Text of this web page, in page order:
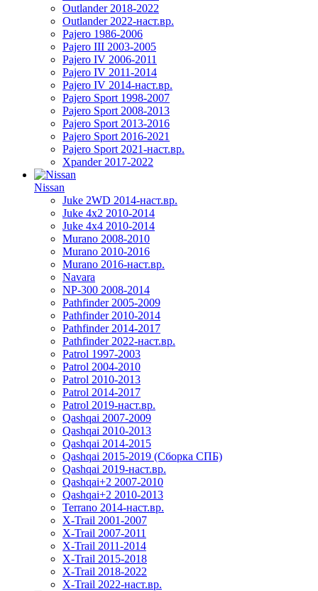
Outlander 2018-2022
Outlander 2022-наст.вр.
Pajero 1986-2006
Pajero III 2003-2005
Pajero IV 2006-2011
Pajero IV 2011-2014
Pajero IV 2014-наст.вр.
Pajero Sport 1998-2007
Pajero Sport 2008-2013
Pajero Sport 2013-2016
Pajero Sport 2016-2021
Pajero Sport 2021-наст.вр.
Xpander 2017-2022
Nissan
Juke 2WD 2014-наст.вр.
Juke 4x2 2010-2014
Juke 4x4 2010-2014
Murano 2008-2010
Murano 2010-2016
Murano 2016-наст.вр.
Navara
NP-300 2008-2014
Pathfinder 2005-2009
Pathfinder 2010-2014
Pathfinder 2014-2017
Pathfinder 2022-наст.вр.
Patrol 1997-2003
Patrol 2004-2010
Patrol 2010-2013
Patrol 2014-2017
Patrol 2019-наст.вр.
Qashqai 2007-2009
Qashqai 2010-2013
Qashqai 2014-2015
Qashqai 2015-2019 (Сборка СПБ)
Qashqai 2019-наст.вр.
Qashqai+2 2007-2010
Qashqai+2 2010-2013
Terrano 2014-наст.вр.
X-Trail 2001-2007
X-Trail 2007-2011
X-Trail 2011-2014
X-Trail 2015-2018
X-Trail 2018-2022
X-Trail 2022-наст.вр.